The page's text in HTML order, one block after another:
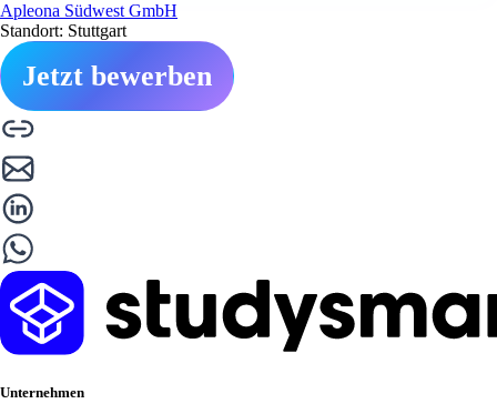
Apleona Südwest GmbH
Standort: Stuttgart
Jetzt bewerben
Unternehmen